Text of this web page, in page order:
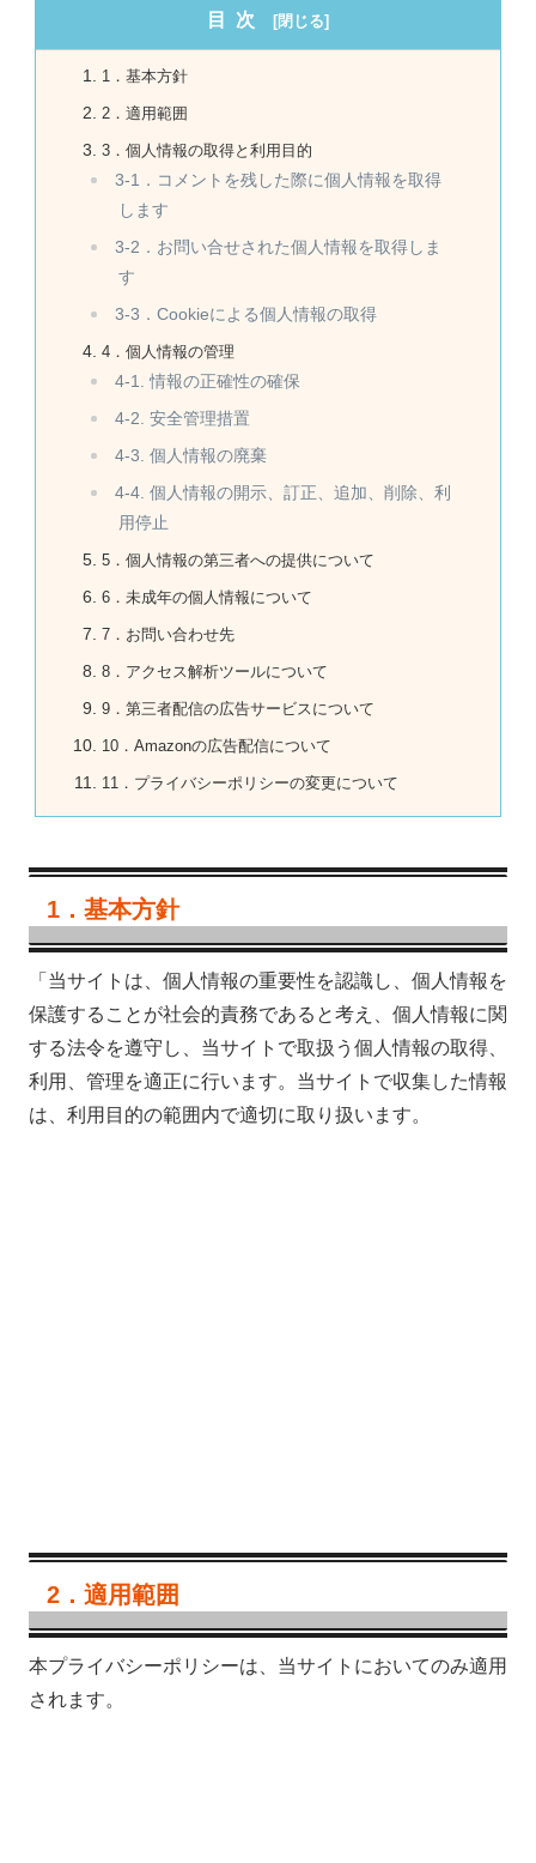
目次
1．基本方針
2．適用範囲
3．個人情報の取得と利用目的
3-1．コメントを残した際に個人情報を取得
します
3-2．お問い合せされた個人情報を取得しま
す
3-3．Cookieによる個人情報の取得
4．個人情報の管理
4-1. 情報の正確性の確保
4-2. 安全管理措置
4-3. 個人情報の廃棄
4-4. 個人情報の開示、訂正、追加、削除、利
用停止
5．個人情報の第三者への提供について
6．未成年の個人情報について
7．お問い合わせ先
8．アクセス解析ツールについて
9．第三者配信の広告サービスについて
10．Amazonの広告配信について
11．プライバシーポリシーの変更について
1．基本方針
「当サイトは、個人情報の重要性を認識し、個人情報を
保護することが社会的責務であると考え、個人情報に関
する法令を遵守し、当サイトで取扱う個人情報の取得、
利用、管理を適正に行います。当サイトで収集した情報
は、利用目的の範囲内で適切に取り扱います。
2．適用範囲
本プライバシーポリシーは、当サイトにおいてのみ適用
されます。